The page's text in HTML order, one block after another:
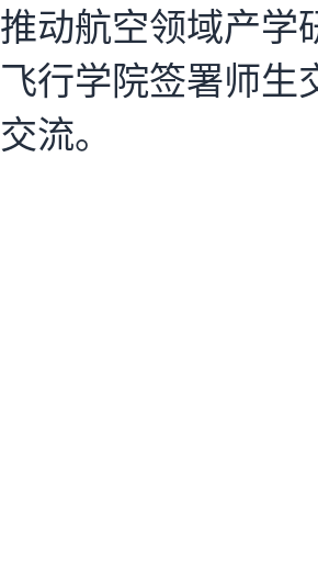
推动航空领域产学
飞行学院签署师生
交流。